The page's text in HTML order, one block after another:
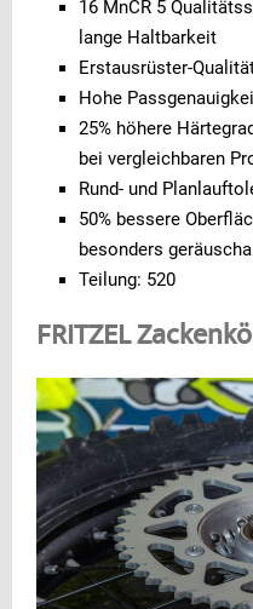
16 MnCR 5
lange Haltbarkeit
Erstausrüster-
Hohe
25% höhere
bei vergleichbaren
Rund- und
50% bessere
besonders
Teilung: 520
FRITZEL